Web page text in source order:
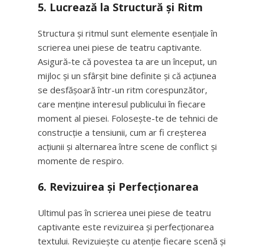
5. Lucrează la Structură și Ritm
Structura și ritmul sunt elemente esențiale în
scrierea unei piese de teatru captivante.
Asigură-te că povestea ta are un început, un
mijloc și un sfârșit bine definite și că acțiunea
se desfășoară într-un ritm corespunzător,
care menține interesul publicului în fiecare
moment al piesei. Folosește-te de tehnici de
construcție a tensiunii, cum ar fi creșterea
acțiunii și alternarea între scene de conflict și
momente de respiro.
6. Revizuirea și Perfecționarea
Ultimul pas în scrierea unei piese de teatru
captivante este revizuirea și perfecționarea
textului. Revizuiește cu atenție fiecare scenă și